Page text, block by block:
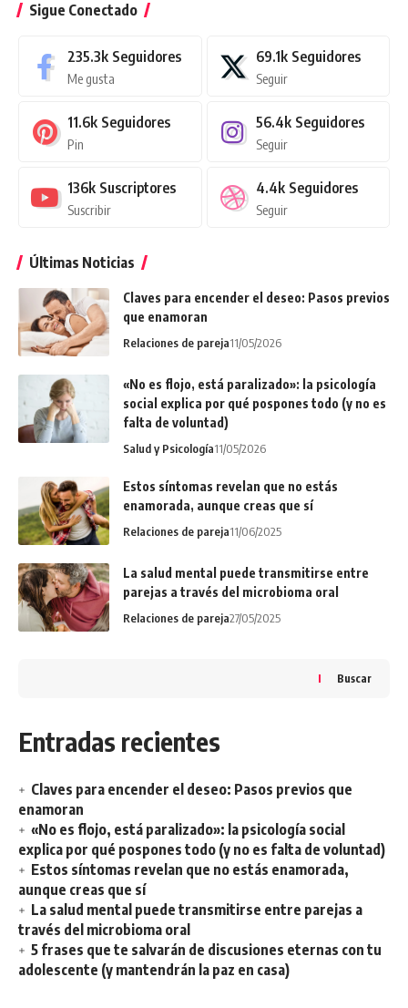
Sigue Conectado
235.3k Seguidores
Me gusta
69.1k Seguidores
Seguir
11.6k Seguidores
Pin
56.4k Seguidores
Seguir
136k Suscriptores
Suscribir
4.4k Seguidores
Seguir
Últimas Noticias
Claves para encender el deseo: Pasos previos
que enamoran
Relaciones de pareja11/05/2026
«No es flojo, está paralizado»: la psicología
social explica por qué pospones todo (y no es
falta de voluntad)
Salud y Psicología11/05/2026
Estos síntomas revelan que no estás
enamorada, aunque creas que sí
Relaciones de pareja11/06/2025
La salud mental puede transmitirse entre
parejas a través del microbioma oral
Relaciones de pareja27/05/2025
Buscar
Entradas recientes
Claves para encender el deseo: Pasos previos que
enamoran
«No es flojo, está paralizado»: la psicología social
explica por qué pospones todo (y no es falta de voluntad)
Estos síntomas revelan que no estás enamorada,
aunque creas que sí
La salud mental puede transmitirse entre parejas a
través del microbioma oral
5 frases que te salvarán de discusiones eternas con tu
adolescente (y mantendrán la paz en casa)